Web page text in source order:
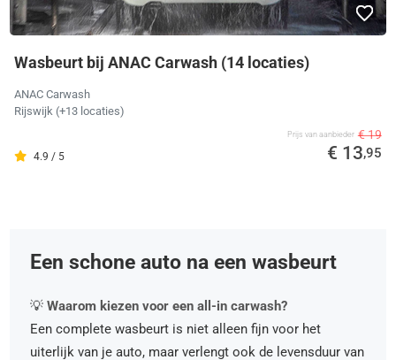
Wasbeurt bij ANAC Carwash (14 locaties)
ANAC Carwash
Rijswijk (+13 locaties)
4.9 / 5
Prijs van aanbieder € 19
€ 13,95
Een schone auto na een wasbeurt
💡Waarom kiezen voor een all-in carwash?
Een complete wasbeurt is niet alleen fijn voor het
uiterlijk van je auto, maar verlengt ook de levensduur van